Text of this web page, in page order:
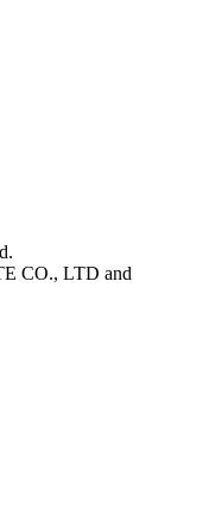
CO., LTD and